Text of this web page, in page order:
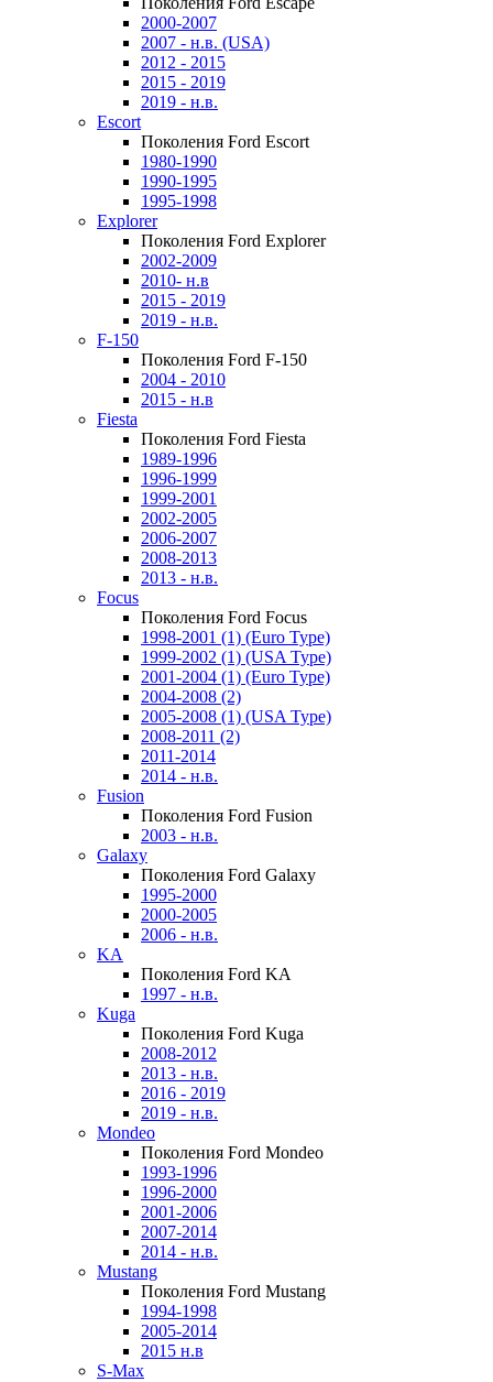
2000-2007
2007 - н.в. (USA)
2012 - 2015
2015 - 2019
2019 - н.в.
Escort
Поколения Ford Escort
1980-1990
1990-1995
1995-1998
Explorer
Поколения Ford Explorer
2002-2009
2010- н.в
2015 - 2019
2019 - н.в.
F-150
Поколения Ford F-150
2004 - 2010
2015 - н.в
Fiesta
Поколения Ford Fiesta
1989-1996
1996-1999
1999-2001
2002-2005
2006-2007
2008-2013
2013 - н.в.
Focus
Поколения Ford Focus
1998-2001 (1) (Euro Type)
1999-2002 (1) (USA Type)
2001-2004 (1) (Euro Type)
2004-2008 (2)
2005-2008 (1) (USA Type)
2008-2011 (2)
2011-2014
2014 - н.в.
Fusion
Поколения Ford Fusion
2003 - н.в.
Galaxy
Поколения Ford Galaxy
1995-2000
2000-2005
2006 - н.в.
KA
Поколения Ford KA
1997 - н.в.
Kuga
Поколения Ford Kuga
2008-2012
2013 - н.в.
2016 - 2019
2019 - н.в.
Mondeo
Поколения Ford Mondeo
1993-1996
1996-2000
2001-2006
2007-2014
2014 - н.в.
Mustang
Поколения Ford Mustang
1994-1998
2005-2014
2015 н.в
S-Max